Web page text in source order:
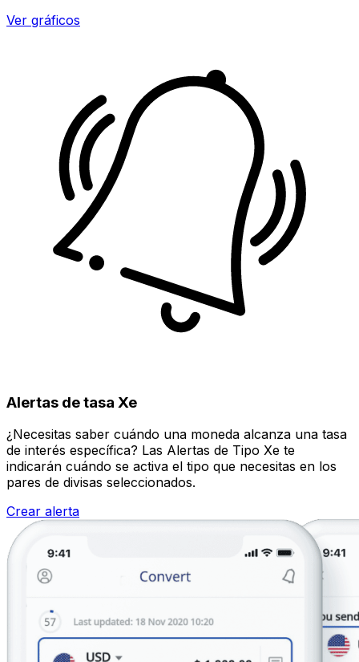
Ver gráficos
Alertas de tasa Xe
¿Necesitas saber cuándo una moneda alcanza una tasa
de interés específica? Las Alertas de Tipo Xe te
indicarán cuándo se activa el tipo que necesitas en los
pares de divisas seleccionados.
Crear alerta